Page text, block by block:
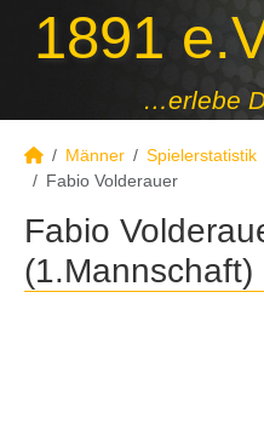
1891
…erlebe
Männer Spielerstatistik
Fabio Volderauer
Fabio
(1.Mannschaft)